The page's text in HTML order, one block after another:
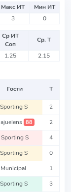
Макс ИТ
Мин ИТ
3 0
Ср ИТ
Соп
Ср. Т
1.25 2.15
Гости Т
Sporting S 2
88 2
Sporting S 4
Sporting S 0
Municipal 1
Sporting S 3